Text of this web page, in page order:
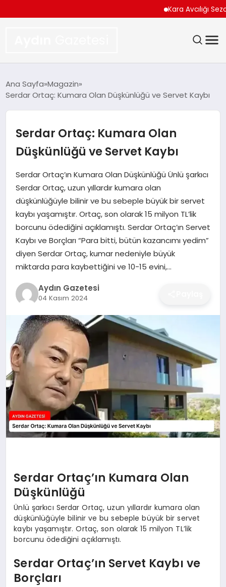
Kara Avcılığı
TEKNOLOJI
SPOR
EKONOMI
SIYASET
YAŞAM
MAGAZIN
SAĞLIK
EĞITIM
Ana Sayfa Magazin
Serdar Ortaç: Kumara Olan Düşkünlüğü ve Servet Kaybı
Serdar Ortaç: Kumara Olan
Düşkünlüğü ve Servet Kaybı
Serdar Ortaç’ın Kumara Olan Düşkünlüğü Ünlü şarkıcı
Serdar Ortaç, uzun yıllardır kumara olan
düşkünlüğüyle bilinir ve bu sebeple büyük bir servet
kaybı yaşamıştır. Ortaç, son olarak 15 milyon TL’lik
borcunu ödediğini açıklamıştı. Serdar Ortaç’ın Servet
Kaybı ve Borçları “Para bitti, bütün kazancımı yedim”
diyen Serdar Ortaç, kumar nedeniyle büyük
miktarda para kaybettiğini ve 10-15 evini,…
Aydın Gazetesi
04 Kasım 2024
Serdar Ortaç’ın Kumara Olan
Düşkünlüğü
Ünlü şarkıcı Serdar Ortaç, uzun yıllardır kumara olan
düşkünlüğüyle bilinir ve bu sebeple büyük bir servet
kaybı yaşamıştır. Ortaç, son olarak 15 milyon TL’lik
borcunu ödediğini açıklamıştı.
Serdar Ortaç’ın Servet Kaybı ve
Borçları